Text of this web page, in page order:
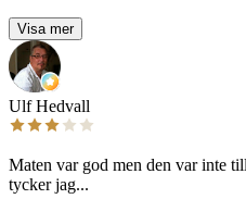
Visa mer
Ulf Hedvall
Maten var god men den var inte
tycker jag...